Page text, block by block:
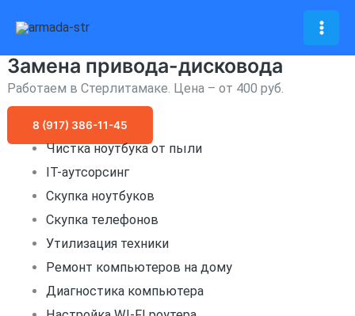
содержимому
Замена привода-дисковода
Работаем в Стерлитамаке. Цена – от 400 руб.
8 (917) 386-11-45
Чистка ноутбука от пыли
IT-аутсорсинг
Скупка ноутбуков
Скупка телефонов
Утилизация техники
Ремонт компьютеров на дому
Диагностика компьютера